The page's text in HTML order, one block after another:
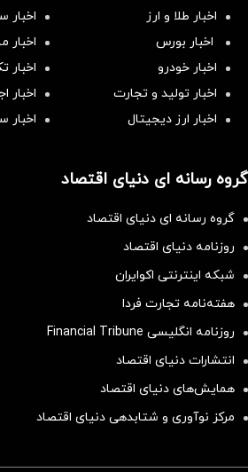
اخبار طلا و ارز
اخبار بورس
اخبار
اخبار خودرو
اخبار
اخبار تولید و تجارت
اخبار
اخبار ارز دیجیتال
اخبار
گروه رسانه ای دنیای اقتصاد
گروه رسانه ای دنیای اقتصاد
روزنامه دنیای اقتصاد
شبکه اینترنتی اکوایران
هفته‌نامه تجارت فردا
روزنامه انگلیسی Financial Tribune
انتشارات دنیای اقتصاد
همایش‌های دنیای اقتصاد
مرکز نوآوری و شتابدهی دنیای اقتصاد